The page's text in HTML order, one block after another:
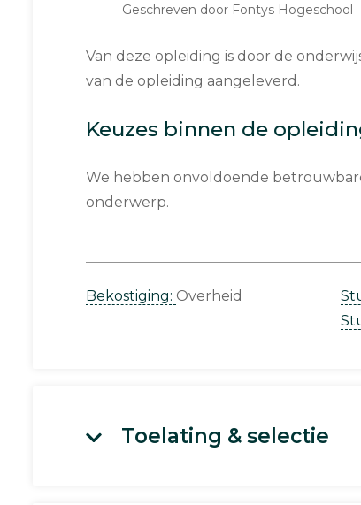
Geschreven door Fontys Hogeschool
Van deze opleiding is door de
van de opleiding aangeleverd.
Keuzes binnen de
We hebben onvoldoende
onderwerp.
Bekostiging: Overheid
Toelating & selectie